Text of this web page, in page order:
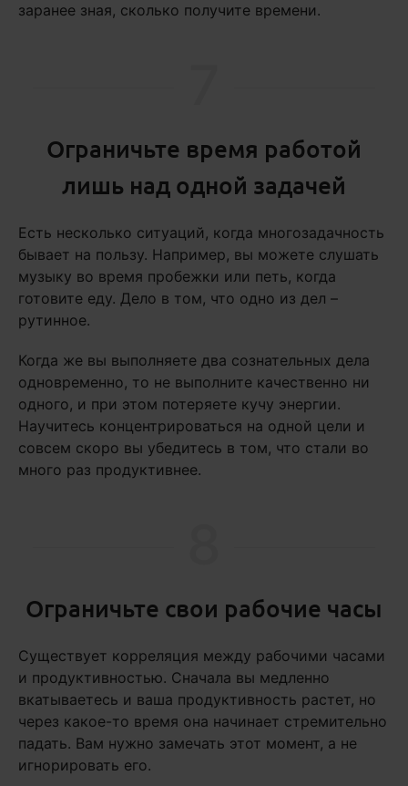
заранее зная, сколько получите времени.
Ограничьте время работой
лишь над одной задачей
Есть несколько ситуаций, когда многозадачность
бывает на пользу. Например, вы можете слушать
музыку во время пробежки или петь, когда
готовите еду. Дело в том, что одно из дел –
рутинное.
Когда же вы выполняете два сознательных дела
одновременно, то не выполните качественно ни
одного, и при этом потеряете кучу энергии.
Научитесь концентрироваться на одной цели и
совсем скоро вы убедитесь в том, что стали во
много раз продуктивнее.
Ограничьте свои рабочие часы
Существует корреляция между рабочими часами
и продуктивностью. Сначала вы медленно
вкатываетесь и ваша продуктивность растет, но
через какое-то время она начинает стремительно
падать. Вам нужно замечать этот момент, а не
игнорировать его.